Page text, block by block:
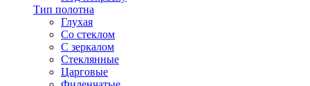
Тип полотна
Глухая
Со стеклом
С зеркалом
Стеклянные
Царговые